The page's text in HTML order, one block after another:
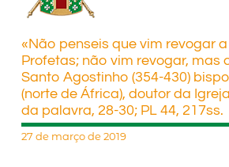
«Não penseis que vim revogar a
Profetas; não vim revogar, mas
Santo Agostinho (354-430)
(norte de África), doutor da
da palavra, 28-30; PL 44, 217ss.
27 de março de 2019